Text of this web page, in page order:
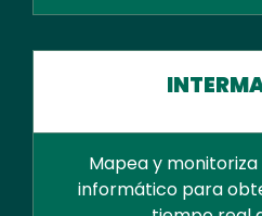
Mapea y
informático para